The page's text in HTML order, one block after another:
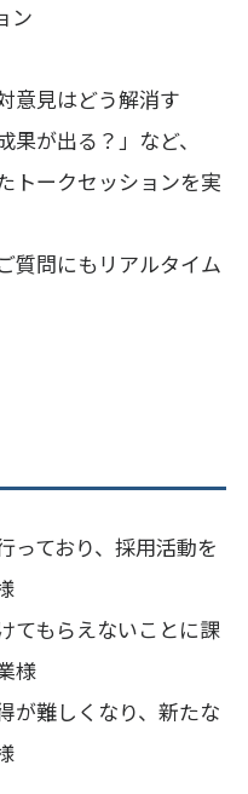
ン
意見はどう解消す
が出る？」など、
トークセッションを実
質問にもリアルタイム
っており、採用活動を
てもらえないことに課
様
が難しくなり、新たな